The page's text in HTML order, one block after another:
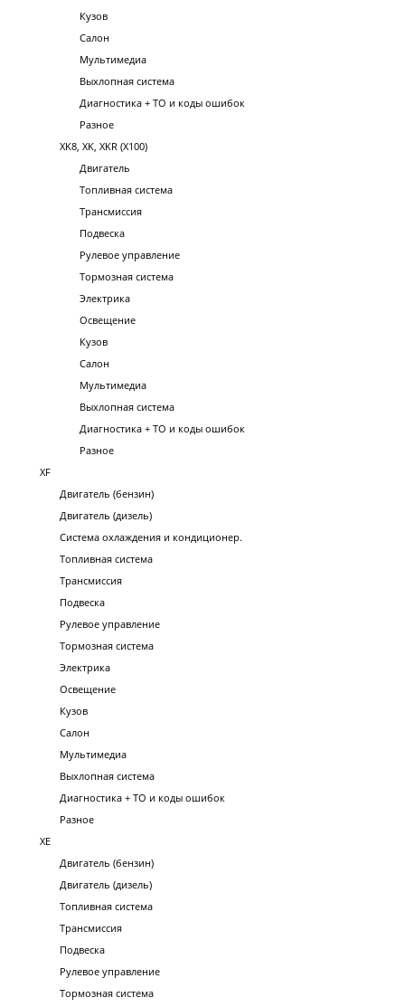
Кузов
Салон
Мультимедиа
Выхлопная система
Диагностика + ТО и коды ошибок
Разное
XK8, XK, XKR (X100)
Двигатель
Топливная система
Трансмиссия
Подвеска
Рулевое управление
Тормозная система
Электрика
Освещение
Кузов
Салон
Мультимедиа
Выхлопная система
Диагностика + ТО и коды ошибок
Разное
XF
Двигатель (бензин)
Двигатель (дизель)
Система охлаждения и кондиционер.
Топливная система
Трансмиссия
Подвеска
Рулевое управление
Тормозная система
Электрика
Освещение
Кузов
Салон
Мультимедиа
Выхлопная система
Диагностика + ТО и коды ошибок
Разное
XE
Двигатель (бензин)
Двигатель (дизель)
Топливная система
Трансмиссия
Подвеска
Рулевое управление
Тормозная система